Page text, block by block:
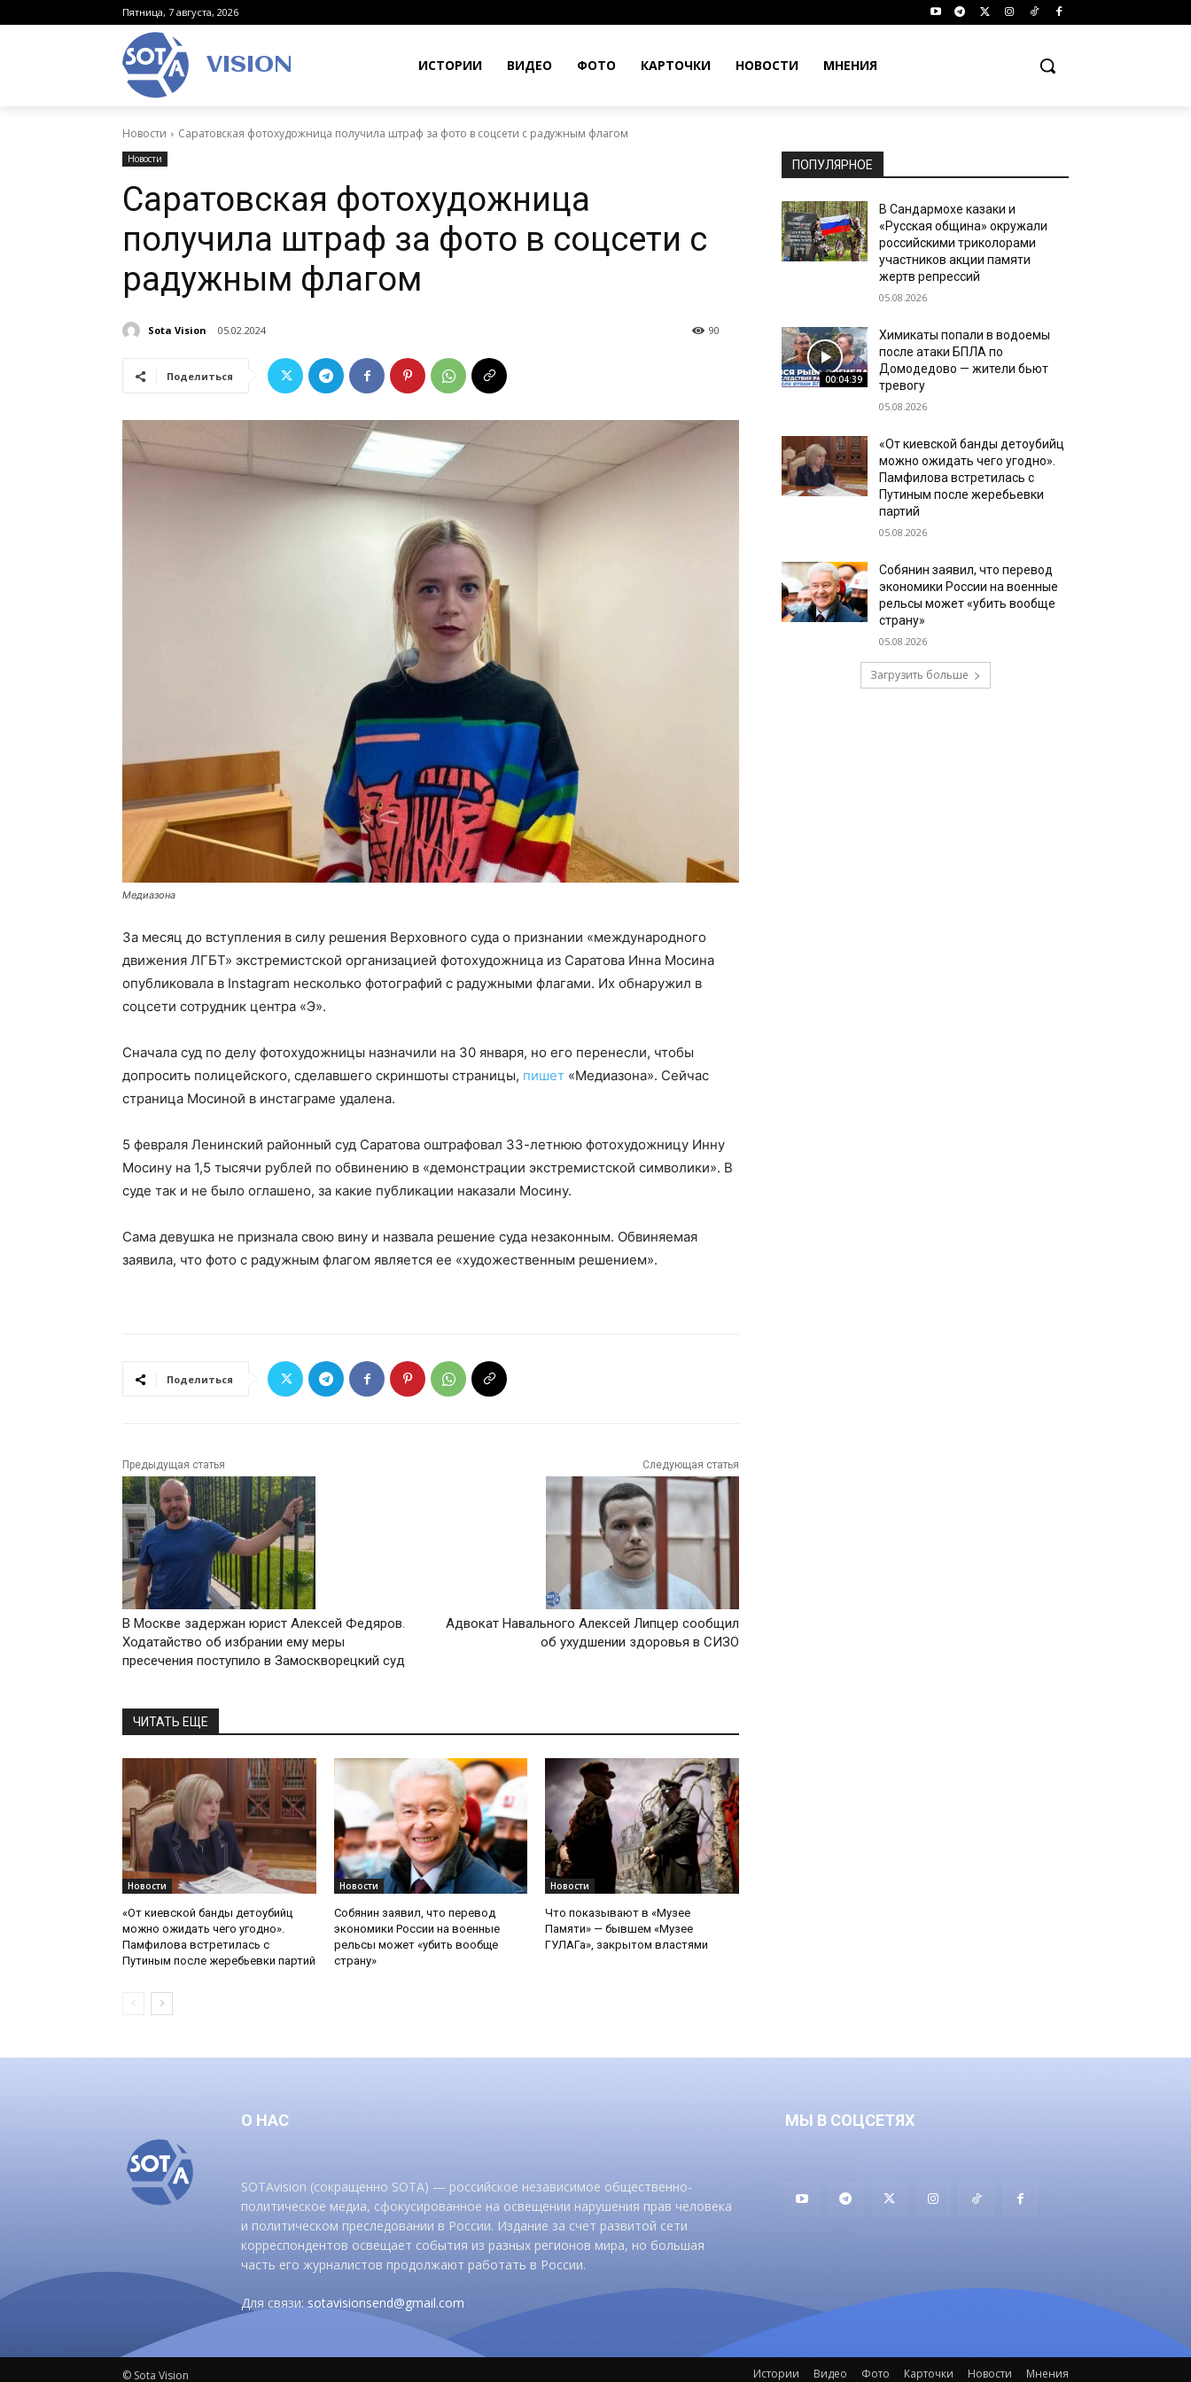
Пятница, 7 августа, 2026
VISION ИСТОРИИ ВИДЕО ФОТО КАРТОЧКИ НОВОСТИ МНЕНИЯ
Новости Саратовская фотохудожница получила штраф за фото в соцсети с радужным флагом
Новости
Саратовская фотохудожница
получила штраф за фото в соцсети с
радужным флагом
Sota Vision 05.02.2024 90
Поделиться
Медиазона
За месяц до вступления в силу решения Верховного суда о признании «международного
движения ЛГБТ» экстремистской организацией фотохудожница из Саратова Инна Мосина
опубликовала в Instagram несколько фотографий с радужными флагами. Их обнаружил в
соцсети сотрудник центра «Э».
Сначала суд по делу фотохудожницы назначили на 30 января, но его перенесли, чтобы
допросить полицейского, сделавшего скриншоты страницы, пишет «Медиазона». Сейчас
страница Мосиной в инстаграме удалена.
5 февраля Ленинский районный суд Саратова оштрафовал 33-летнюю фотохудожницу Инну
Мосину на 1,5 тысячи рублей по обвинению в «демонстрации экстремистской символики». В
суде так и не было оглашено, за какие публикации наказали Мосину.
Сама девушка не признала свою вину и назвала решение суда незаконным. Обвиняемая
заявила, что фото с радужным флагом является ее «художественным решением».
Поделиться
Предыдущая статья
В Москве задержан юрист Алексей Федяров.
Ходатайство об избрании ему меры
пресечения поступило в Замоскворецкий суд
Следующая статья
Адвокат Навального Алексей Липцер сообщил
об ухудшении здоровья в СИЗО
ЧИТАТЬ ЕЩЕ
Новости
«От киевской банды детоубийц
можно ожидать чего угодно».
Памфилова встретилась с
Путиным после жеребьевки партий
Новости
Собянин заявил, что перевод
экономики России на военные
рельсы может «убить вообще
страну»
Новости
Что показывают в «Музее
Памяти» — бывшем «Музее
ГУЛАГа», закрытом властями
ПОПУЛЯРНОЕ
В Сандармохе казаки и
«Русская община» окружали
российскими триколорами
участников акции памяти
жертв репрессий
05.08.2026
00:04:39
Химикаты попали в водоемы
после атаки БПЛА по
Домодедово — жители бьют
тревогу
05.08.2026
«От киевской банды детоубийц
можно ожидать чего угодно».
Памфилова встретилась с
Путиным после жеребьевки
партий
05.08.2026
Собянин заявил, что перевод
экономики России на военные
рельсы может «убить вообще
страну»
05.08.2026
Загрузить больше
О НАС
SOTAvision (сокращенно SOTA) — российское независимое общественно-
политическое медиа, сфокусированное на освещении нарушения прав человека
и политическом преследовании в России. Издание за счет развитой сети
корреспондентов освещает события из разных регионов мира, но большая
часть его журналистов продолжают работать в России.
Для связи:sotavisionsend@gmail.com
МЫ В СОЦСЕТЯХ
© Sota Vision Истории Видео Фото Карточки Новости Мнения